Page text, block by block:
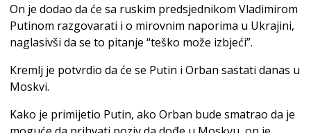
On je dodao da će sa ruskim predsjednikom Vladimirom
Putinom razgovarati i o mirovnim naporima u Ukrajini,
naglasivši da se to pitanje “teško može izbjeći”.
Kremlj je potvrdio da će se Putin i Orban sastati danas u
Moskvi.
Kako je primijetio Putin, ako Orban bude smatrao da je